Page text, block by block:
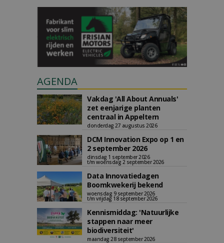
AGENDA
Vakdag 'All About Annuals'
zet eenjarige planten
centraal in Appeltern
donderdag 27 augustus 2026
DCM Innovation Expo op 1 en
2 september 2026
dinsdag 1 september 2026
t/m woensdag 2 september 2026
Data Innovatiedagen
Boomkwekerij bekend
woensdag 9 september 2026
t/m vrijdag 18 september 2026
Kennismiddag: 'Natuurlijke
stappen naar meer
biodiversiteit'
maandag 28 september 2026